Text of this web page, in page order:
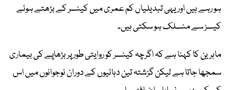
ہو رہے ہیں اور یہی تبدیلیاں کم عمری میں کینسر کے بڑھتے ہوئے
کیسز سے منسلک ہو سکتی ہیں۔
ماہرین کا کہنا ہے کہ اگرچہ کینسر کو روایتی طور پر بڑھاپے کی بیماری
سمجھا جاتا ہے لیکن گزشتہ تین دہائیوں کے دوران نوجوانوں میں اس